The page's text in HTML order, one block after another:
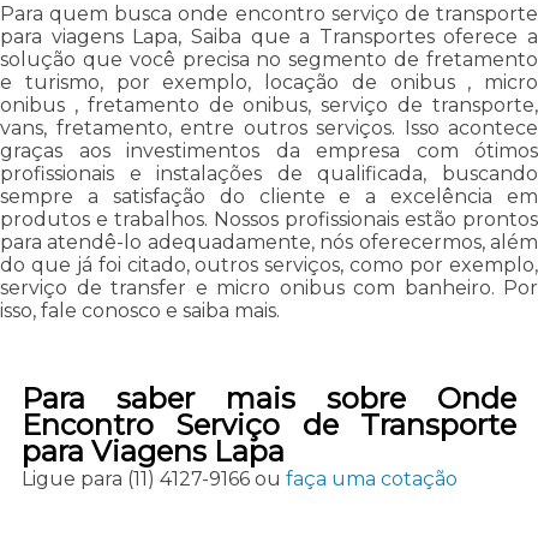
Para quem busca onde encontro serviço de transporte
para viagens Lapa, Saiba que a Transportes oferece a
solução que você precisa no segmento de fretamento
e turismo, por exemplo, locação de onibus , micro
onibus , fretamento de onibus, serviço de transporte,
vans, fretamento, entre outros serviços. Isso acontece
graças aos investimentos da empresa com ótimos
profissionais e instalações de qualificada, buscando
sempre a satisfação do cliente e a excelência em
produtos e trabalhos. Nossos profissionais estão prontos
para atendê-lo adequadamente, nós oferecermos, além
do que já foi citado, outros serviços, como por exemplo,
serviço de transfer e micro onibus com banheiro. Por
isso, fale conosco e saiba mais.
Para saber mais sobre Onde
Encontro Serviço de Transporte
para Viagens Lapa
Ligue para (11) 4127-9166ou faça uma cotação